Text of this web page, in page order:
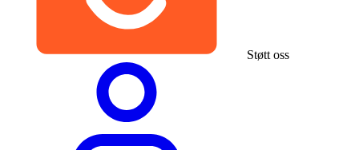
Støtt oss